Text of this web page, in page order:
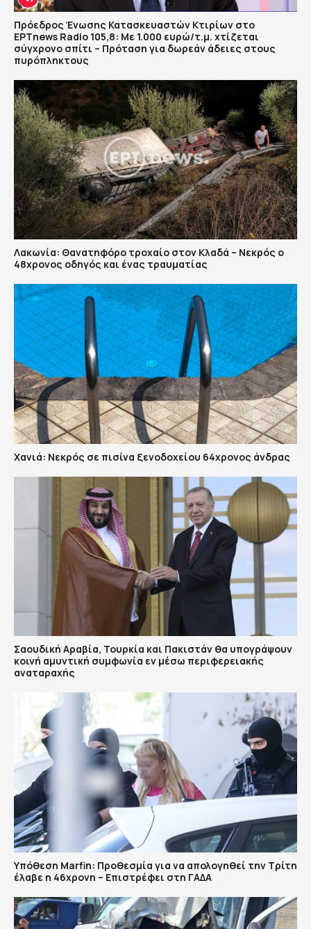
Πρόεδρος Ένωσης Κατασκευαστών Κτιρίων στο
ΕΡΤnews Radio 105,8: Με 1.000 ευρώ/τ.μ. χτίζεται
σύγχρονο σπίτι – Πρόταση για δωρεάν άδειες στους
πυρόπληκτους
Λακωνία: Θανατηφόρο τροχαίο στον Κλαδά – Νεκρός ο
48χρονος οδηγός και ένας τραυματίας
Χανιά: Νεκρός σε πισίνα ξενοδοχείου 64χρονος άνδρας
Σαουδική Αραβία, Τουρκία και Πακιστάν θα υπογράψουν
κοινή αμυντική συμφωνία εν μέσω περιφερειακής
αναταραχής
Υπόθεση Marfin: Προθεσμία για να απολογηθεί την Τρίτη
έλαβε η 46χρονη – Επιστρέφει στη ΓΑΔΑ